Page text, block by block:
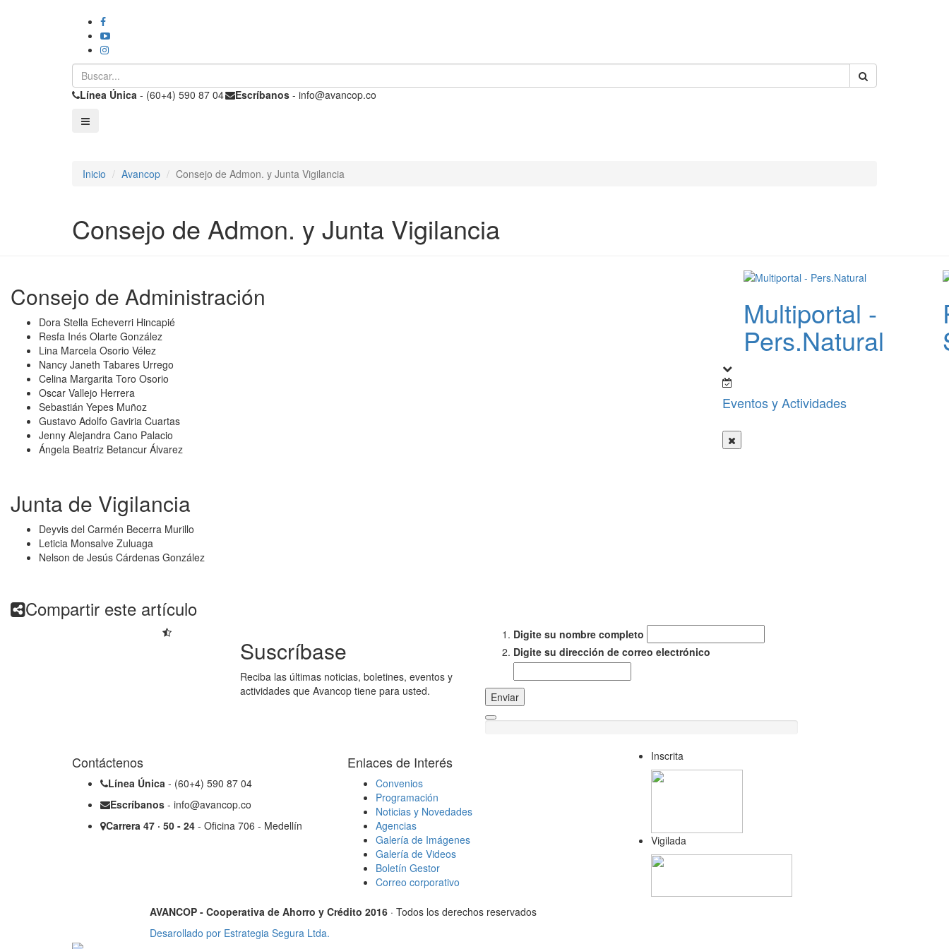
Línea Única - (60+4) 590 87 04 Escríbanos - info@avancop.co
Inicio Avancop Consejo de Admon. y Junta Vigilancia
Consejo de Admon. y Junta Vigilancia
Consejo de Administración
Dora Stella Echeverri Hincapié
Resfa Inés Olarte González
Lina Marcela Osorio Vélez
Nancy Janeth Tabares Urrego
Celina Margarita Toro Osorio
Oscar Vallejo Herrera
Sebastián Yepes Muñoz
Gustavo Adolfo Gaviria Cuartas
Jenny Alejandra Cano Palacio
Ángela Beatriz Betancur Álvarez
Junta de Vigilancia
Deyvis del Carmén Becerra Murillo
Leticia Monsalve Zuluaga
Nelson de Jesús Cárdenas González
Compartir este artículo
Multiportal -
Pers.Natural
Eventos y Actividades
Suscríbase
Reciba las últimas noticias, boletines, eventos y
actividades que Avancop tiene para usted.
Digite su nombre completo
Digite su dirección de correo electrónico
Enviar
Contáctenos
Línea Única - (60+4) 590 87 04
Escríbanos - info@avancop.co
Carrera 47 · 50 - 24 - Oficina 706 - Medellín
Enlaces de Interés
Convenios
Programación
Noticias y Novedades
Agencias
Galería de Imágenes
Galería de Videos
Boletín Gestor
Correo corporativo
Inscrita
Vigilada
AVANCOP - Cooperativa de Ahorro y Crédito 2016 · Todos los derechos reservados
Desarollado por Estrategia Segura Ltda.